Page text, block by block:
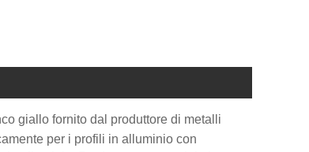
giallo fornito dal produttore di metalli
per i profili in alluminio con